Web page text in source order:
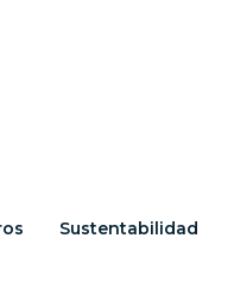
Sustentabilidad